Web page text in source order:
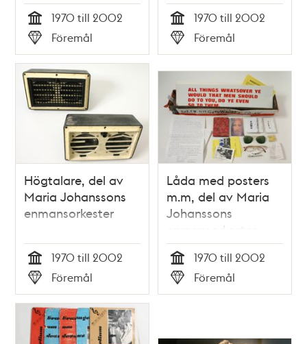
Tid
1970 till 2002
Typ
Föremål Tid
1970 till 2002
Typ
Föremål
Högtalare, del av
Maria Johanssons
enmansorkester
Tid
1970 till 2002
Typ
Föremål
Låda med posters
m.m, del av Maria
Johanssons
enmansorkester
Tid
1970 till 2002
Typ
Föremål